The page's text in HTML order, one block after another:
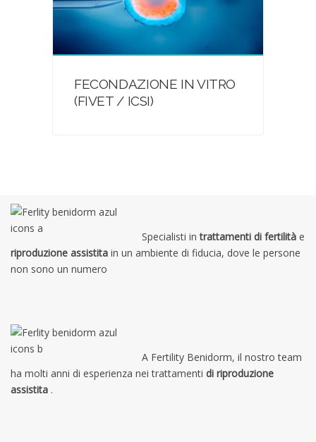
FECONDAZIONE IN VITRO
(FIVET / ICSI)
Specialisti intrattamenti di fertilità e
riproduzione assistita in un ambiente di fiducia, dove le persone
non sono un numero
A Fertility Benidorm, il nostro team
ha molti anni di esperienza nei trattamenti di riproduzione
assistita .